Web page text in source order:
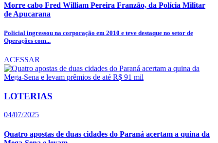
Morre cabo Fred William Pereira Franzão, da Polícia Militar
de Apucarana
Policial ingressou na corporação em 2010 e teve destaque no setor de
Operações com...
ACESSAR
LOTERIAS
04/07/2025
Quatro apostas de duas cidades do Paraná acertam a quina da